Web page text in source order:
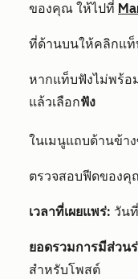
ของคุณ ให้ไปที่
ที่ด้านบนให้คลิกแท็
หากแท็บฟังไม่พร้อ
แล้วเลือกฟัง
ในเมนูแถบด้านข้า
ตรวจสอบฟีดของคุ
เวลาที่เผยแพร่: วัน
ยอดรวมการมีส่วน
สำหรับโพสต์